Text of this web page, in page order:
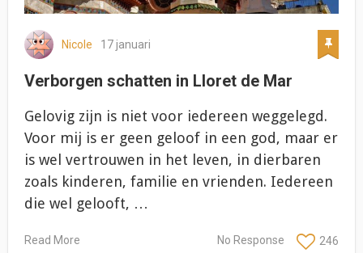
Nicole 17 januari
Verborgen schatten in Lloret de Mar
Gelovig zijn is niet voor iedereen weggelegd.
Voor mij is er geen geloof in een god, maar er
is wel vertrouwen in het leven, in dierbaren
zoals kinderen, familie en vrienden. Iedereen
die wel gelooft, …
Read More 246
No Response